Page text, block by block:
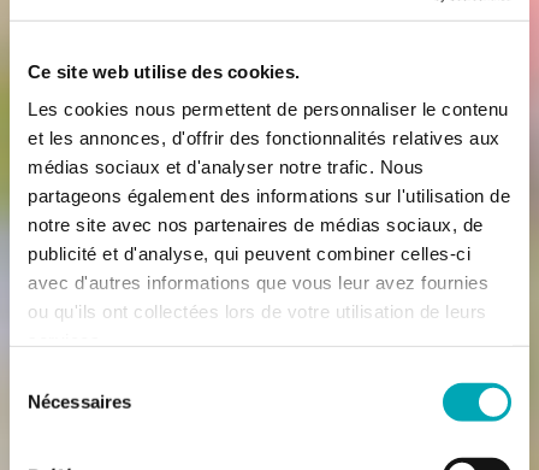
Ce site web utilise des cookies.
Les cookies nous permettent de personnaliser le contenu
et les annonces, d'offrir des fonctionnalités relatives aux
médias sociaux et d'analyser notre trafic. Nous
partageons également des informations sur l'utilisation de
notre site avec nos partenaires de médias sociaux, de
publicité et d'analyse, qui peuvent combiner celles-ci
avec d'autres informations que vous leur avez fournies
ou qu'ils ont collectées lors de votre utilisation de leurs
Nécessaires